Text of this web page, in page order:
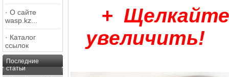
· О сайте
wasp.kz...
· Каталог
ссылок
Последние
статьи
+
увеличить!